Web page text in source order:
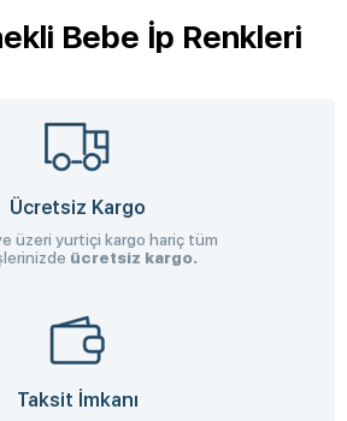
Bebe İp Renkleri
Ücretsiz Kargo
üzeri yurtiçi kargo hariç tüm
ücretsiz kargo.
Taksit İmkanı